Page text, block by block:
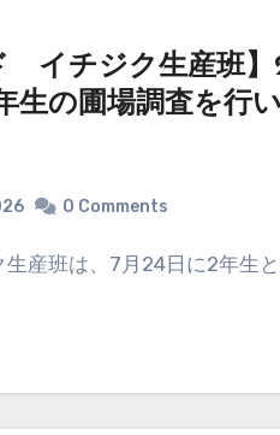
イチジク生産班】
生の圃場調査を行
0 Comments